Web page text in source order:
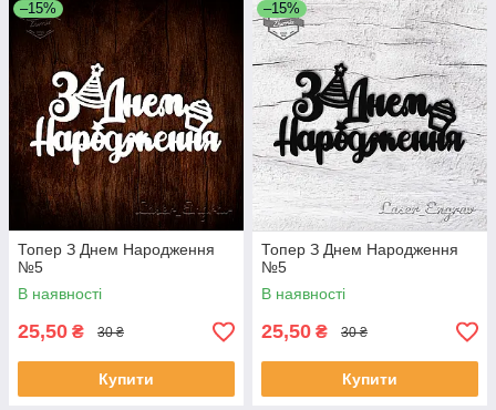
–15%
Топер З Днем Народження
№5
В наявності
25,50 ₴ 30 ₴
Купити
–15%
Топер З Днем Народження
№5
В наявності
25,50 ₴ 30 ₴
Купити